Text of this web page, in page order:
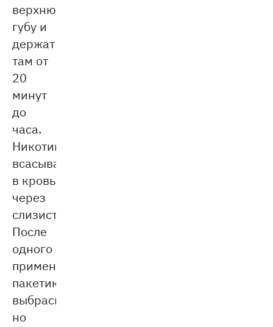
верхнюю
губу и
держат
там от
20
минут
до
часа.
Никотин
всасывается
в кровь
через
слизистую.
После
одного
применения
пакетик
выбрасывают,
но